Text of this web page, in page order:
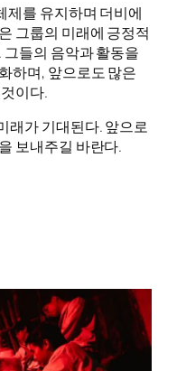
제를 유지하며 더비에
그룹의 미래에 긍정적
들의 음악과 활동을
하며, 앞으로도 많은
이다.
래가 기대된다. 앞으로
보내주길 바란다.